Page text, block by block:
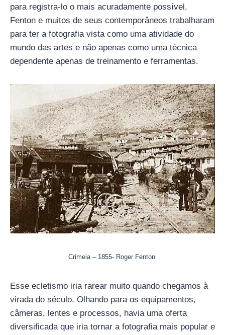
para registra-lo o mais acuradamente possível,
Fenton e muitos de seus contemporâneos trabalharam
para ter a fotografia vista como uma atividade do
mundo das artes e não apenas como uma técnica
dependente apenas de treinamento e ferramentas.
Crimeia – 1855- Roger Fenton
Esse ecletismo iria rarear muito quando chegamos à
virada do século. Olhando para os equipamentos,
câmeras, lentes e processos, havia uma oferta
diversificada que iria tornar a fotografia mais popular e